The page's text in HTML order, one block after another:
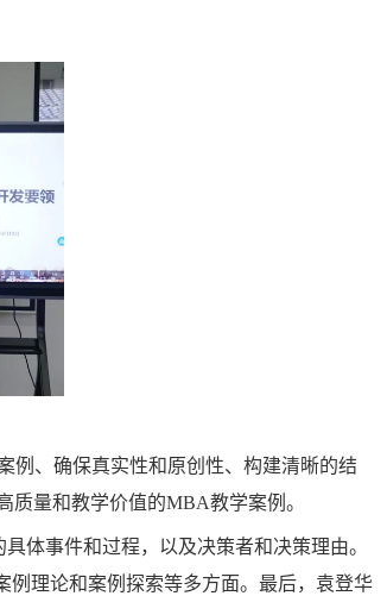
例、确保真实性和原创性、构建清晰的结
量和教学价值的MBA教学案例。
体事件和过程，以及决策者和决策理由。
例理论和案例探索等多方面。最后，袁登华